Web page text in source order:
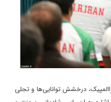
درخشش توانایی‌ها و تجلی